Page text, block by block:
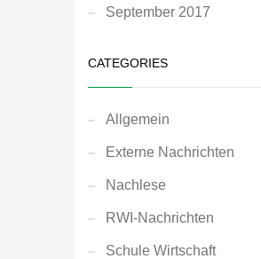
September 2017
CATEGORIES
Allgemein
Externe Nachrichten
Nachlese
RWI-Nachrichten
Schule Wirtschaft